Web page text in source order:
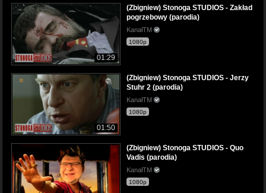
01:29
(Zbigniew) Stonoga STUDIOS - Zakład
pogrzebowy (parodia)
KanałTM
1080p
01:50
(Zbigniew) Stonoga STUDIOS - Jerzy
Stuhr 2 (parodia)
KanałTM
1080p
(Zbigniew) Stonoga STUDIOS - Quo
Vadis (parodia)
KanałTM
1080p